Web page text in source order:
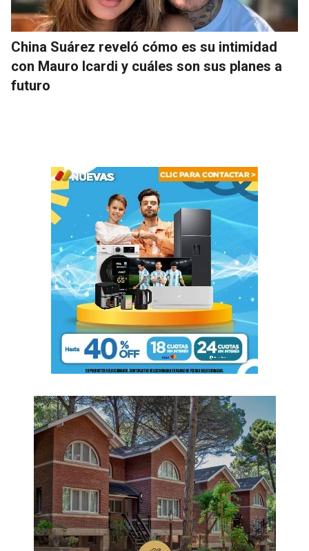
China Suárez reveló cómo es su intimidad
con Mauro Icardi y cuáles son sus planes a
futuro